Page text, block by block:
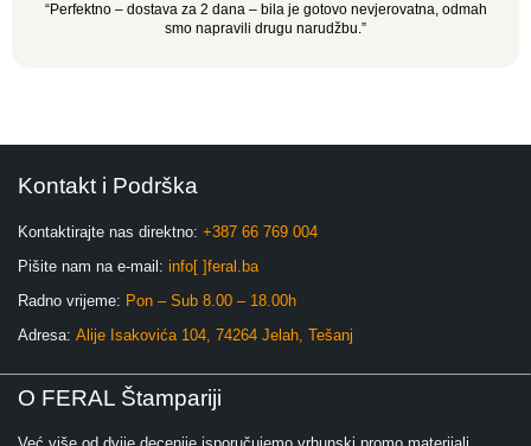
“Perfektno – dostava za 2 dana – bila je gotovo nevjerovatna, odmah
smo napravili drugu narudžbu.”
Kontakt i Podrška
Kontaktirajte nas direktno: +387 66 769 004
Pišite nam na e-mail: info[ ]feral.ba
Radno vrijeme: Pon – Sub 8.00 – 18.00h
Adresa: Alije Isakovića 104, 74264 Jelah, Tešanj
O FERAL Štampariji